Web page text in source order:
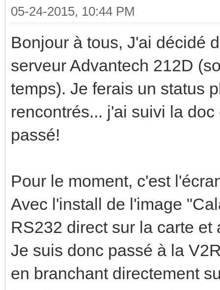
05-24-2015, 10:44 PM
Bonjour à tous, J'ai décidé
serveur Advantech 212D
temps). Je ferais un status
rencontrés... j'ai suivi la
passé!
Pour le moment, c'est
Avec l'install de l'image
RS232 direct sur la carte
Je suis donc passé à la
en branchant directement